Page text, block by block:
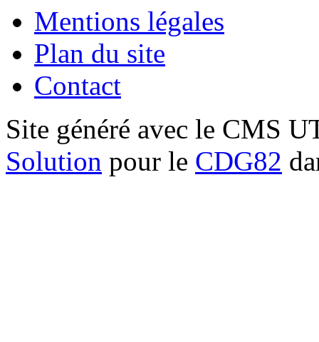
Mentions légales
Plan du site
Contact
Site généré avec le CMS
Solution pour le CDG82